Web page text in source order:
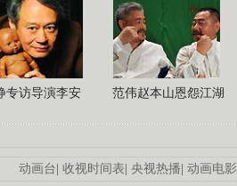
专访导演李安 范伟赵本山恩怨江湖
动画台 收视时间表 央视热播 动画电影